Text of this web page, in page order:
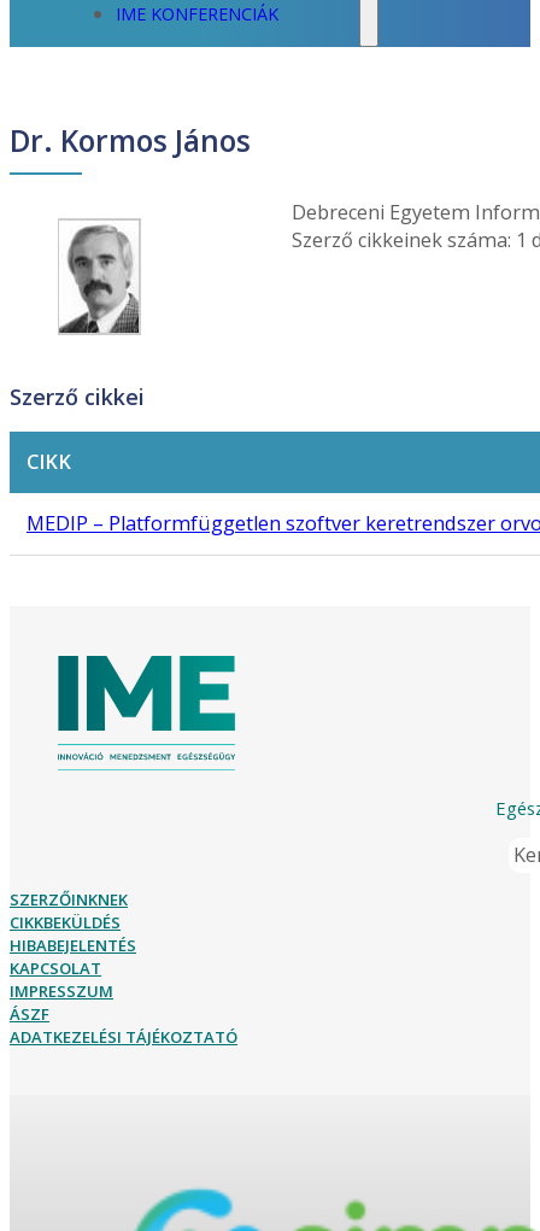
IME KONFERENCIÁK
Dr. Kormos János
Debreceni Egyetem
Szerző cikkeinek száma: 1
Szerző cikkei
CIKK
MEDIP – Platformfüggetlen szoftver keretrendszer
SZERZŐINKNEK
CIKKBEKÜLDÉS
HIBABEJELENTÉS
KAPCSOLAT
IMPRESSZUM
ÁSZF
ADATKEZELÉSI TÁJÉKOZTATÓ